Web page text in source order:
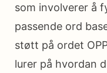
som involverer å
passende ord
støtt på ordet
lurer på hvordan